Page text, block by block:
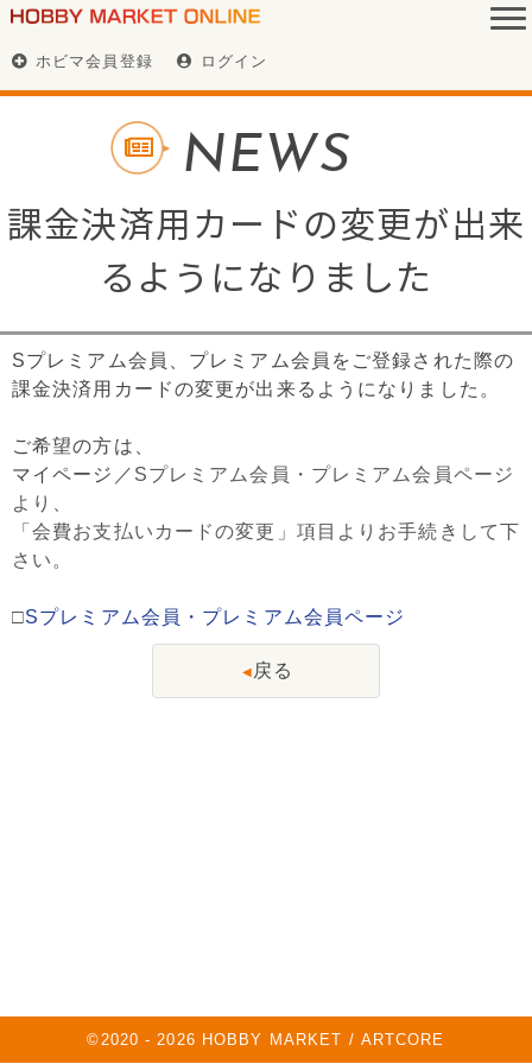
ホビマ会員登録 ログイン
NEWS
課金決済用カードの変更が出来
るようになりました
Sプレミアム会員、プレミアム会員をご登録された際の
課金決済用カードの変更が出来るようになりました。
ご希望の方は、
マイページ／ Sプレミアム会員・プレミアム会員ページ
より、
「会費お支払いカードの変更」項目よりお手続きして下
さい。
□Sプレミアム会員・プレミアム会員ページ
◀ 戻る
©2020 -2026 HOBBY MARKET / ARTCORE